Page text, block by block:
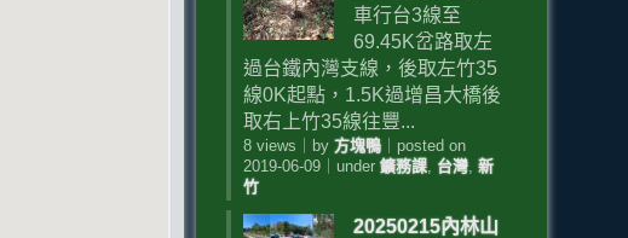
車行台3線至
69.45K岔路取左
過台鐵內灣支線，後取左竹35
線0K起點，1.5K過增昌大橋後
取右上竹35線往豐...
8 views by 方塊鴨｜ posted on
2019-06-09｜ under 鑛務課, 台灣, 新
竹
20250215內林山